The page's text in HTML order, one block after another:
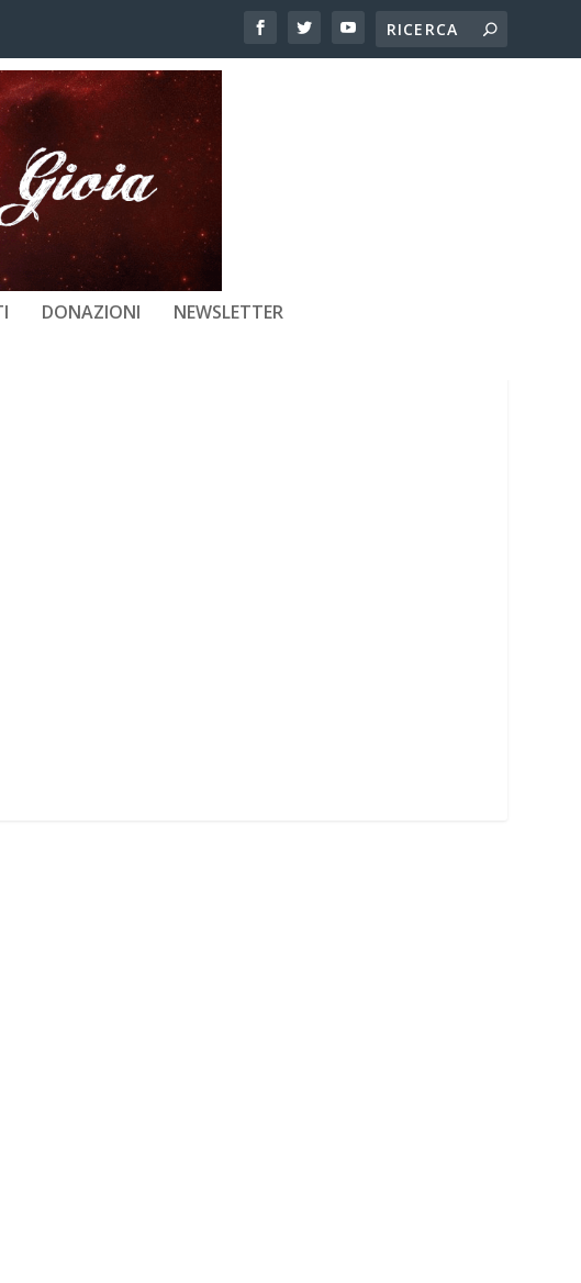
DONAZIONI NEWSLETTER
CHE SI RIFLETTE